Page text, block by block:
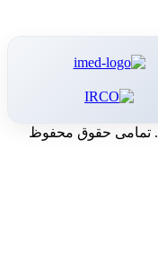
. تمامی حقوق محفوظ